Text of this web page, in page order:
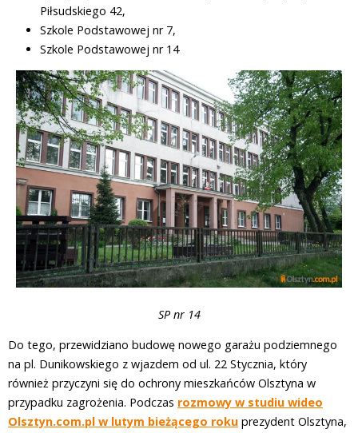
Piłsudskiego 42,
Szkole Podstawowej nr 7,
Szkole Podstawowej nr 14
SP nr 14
Do tego, przewidziano budowę nowego garażu podziemnego
na pl. Dunikowskiego z wjazdem od ul. 22 Stycznia, który
również przyczyni się do ochrony mieszkańców Olsztyna w
przypadku zagrożenia. Podczas rozmowy w studiu wideo
Olsztyn.com.pl w lutym bieżącego roku prezydent Olsztyna,